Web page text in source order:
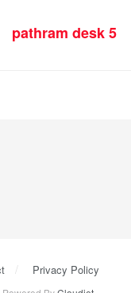
pathram desk 5
Privacy Policy